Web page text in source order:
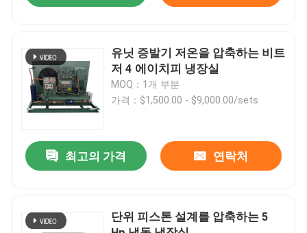
품질 관리
저희와 연락
뉴스
사건
냉각실 증발기
유닛 증발기 저온을 압축하는 비트
저 4 에이치피 냉장실
MOQ：1개 부분
가격：$1,500.00 - $9,000.00/sets
최고의 가격 연락처
단위 피스톤 설계를 압축하는 5